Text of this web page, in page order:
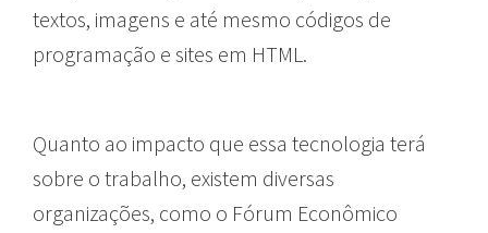
textos, imagens e até mesmo códigos de
programação e sites em HTML.
Quanto ao impacto que essa tecnologia terá
sobre o trabalho, existem diversas
organizações, como o Fórum Econômico